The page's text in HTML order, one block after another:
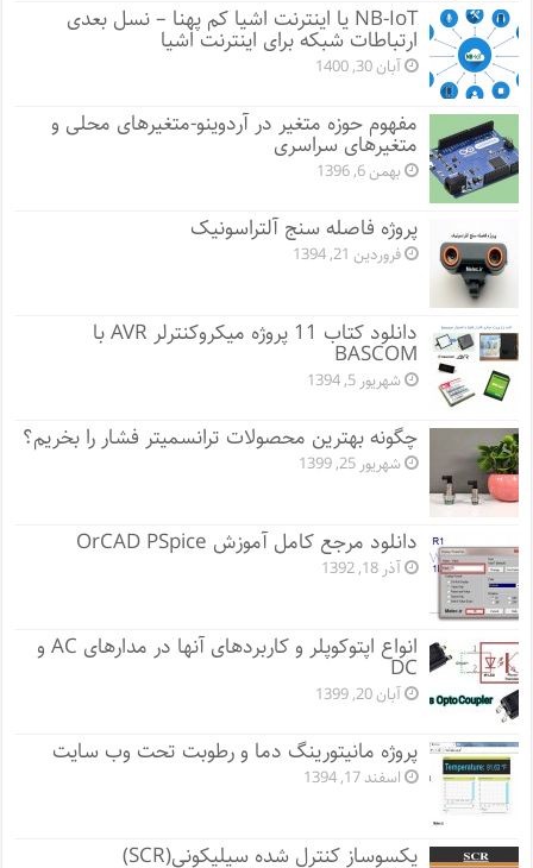
NB-IoT یا اینترنت اشیا کم پهنا – نسل بعدی
ارتباطات شبکه برای اینترنت اشیا
آبان 30, 1400
مفهوم حوزه متغیر در آردوینو-متغیرهای محلی و
متغیرهای سراسری
بهمن 6, 1396
پروژه فاصله سنج آلتراسونیک
فروردین 21, 1394
دانلود کتاب 11 پروژه میکروکنترلر AVR با
BASCOM
شهریور 5, 1394
چگونه بهترین محصولات ترانسمیتر فشار را بخریم؟
شهریور 25, 1399
دانلود مرجع کامل آموزش OrCAD PSpice
آذر 18, 1392
انواع اپتوکوپلر و کاربردهای آنها در مدارهای AC و
DC
آبان 20, 1399
پروژه مانيتورينگ دما و رطوبت تحت وب سایت
اسفند 17, 1394
یکسوساز کنترل شده سیلیکونی(SCR)